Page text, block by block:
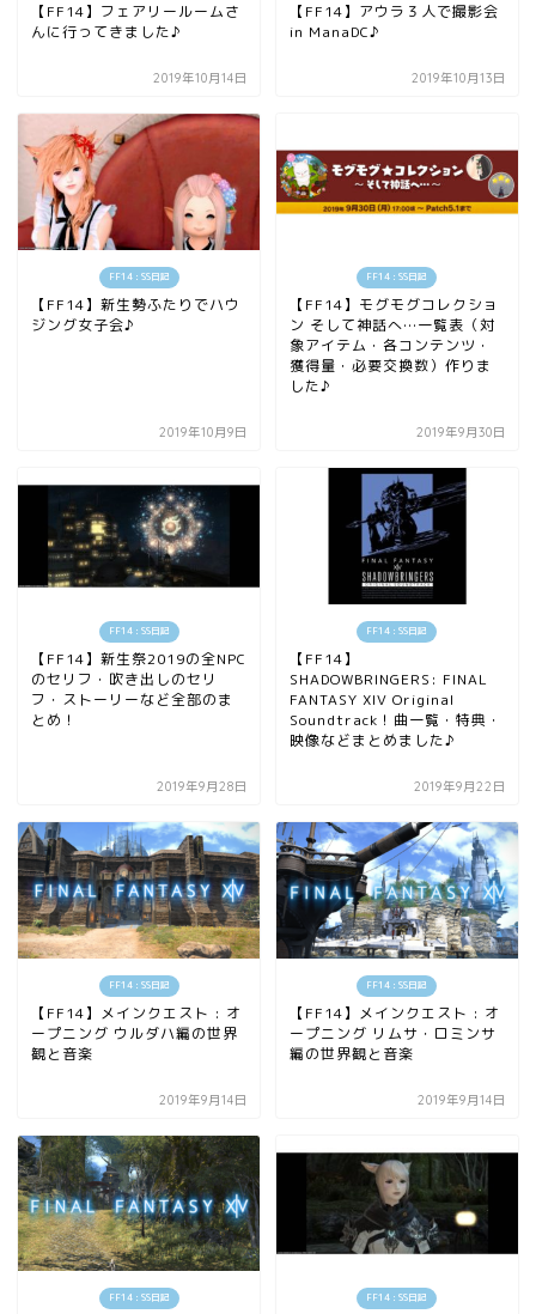
【FF14】フェアリールームさ
んに行ってきました♪
2019年10月14日
【FF14】アウラ３人で撮影会
in ManaDC♪
2019年10月13日
FF14 : SS日記
【FF14】新生勢ふたりでハウ
ジング女子会♪
2019年10月9日
FF14 : SS日記
【FF14】モグモグコレクショ
ン そして神話へ…一覧表（対
象アイテム・各コンテンツ・
獲得量・必要交換数）作りま
した♪
2019年9月30日
FF14 : SS日記
【FF14】新生祭2019の全NPC
のセリフ・吹き出しのセリ
フ・ストーリーなど全部のま
とめ！
2019年9月28日
FF14 : SS日記
【FF14】
SHADOWBRINGERS: FINAL
FANTASY XIV Original
Soundtrack！曲一覧・特典・
映像などまとめました♪
2019年9月22日
FF14 : SS日記
【FF14】メインクエスト : オ
ープニング ウルダハ編の世界
観と音楽
2019年9月14日
FF14 : SS日記
【FF14】メインクエスト : オ
ープニング リムサ・ロミンサ
編の世界観と音楽
2019年9月14日
FF14 : SS日記 FF14 : SS日記